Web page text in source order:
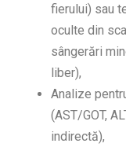
fierului) sau
oculte din
sângerări
liber),
Analize
(AST/GOT,
indirectă),